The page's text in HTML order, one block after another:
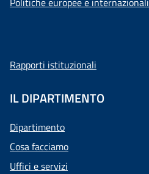
Rapporti istituzionali
IL DIPARTIMENTO
Dipartimento
Cosa facciamo
Uffici e servizi